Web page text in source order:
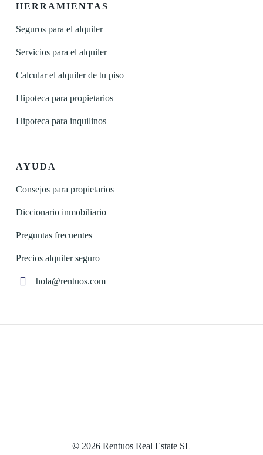
HERRAMIENTAS
Seguros para el alquiler
Servicios para el alquiler
Calcular el alquiler de tu piso
Hipoteca para propietarios
Hipoteca para inquilinos
AYUDA
Consejos para propietarios
Diccionario inmobiliario
Preguntas frecuentes
Precios alquiler seguro
hola@rentuos.com
© 2026Rentuos Real Estate SL